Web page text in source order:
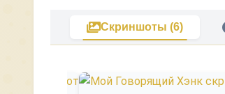
Скриншоты (6)